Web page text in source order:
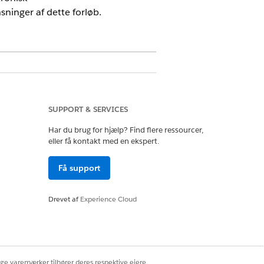
af dette forløb.
og aktivere bekræftelsesforløbet
redigeringsdato for en
dine forretningsbehov.
SUPPORT & SERVICES
Har du brug for hjælp? Find flere ressourcer,
eller få kontakt med en ekspert.
Få support
Drevet afExperience Cloud
varemærker tilhører deres respektive ejere.